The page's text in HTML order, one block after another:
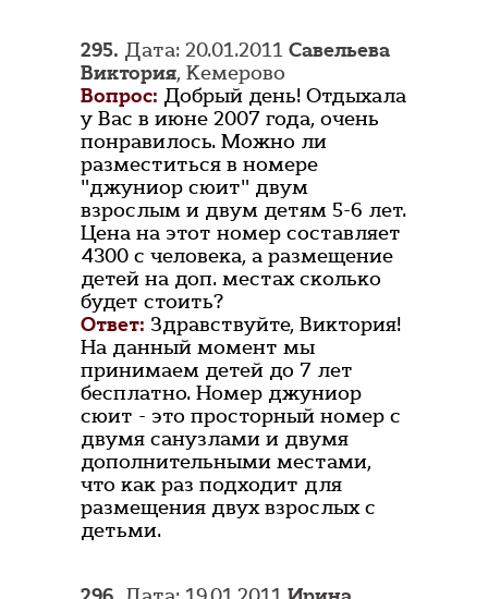
295. Дата: 20.01.2011 Савельева
Виктория, Кемерово
Вопрос: Добрый день! Отдыхала
у Вас в июне 2007 года, очень
понравилось. Можно ли
разместиться в номере
"джуниор сюит" двум
взрослым и двум детям 5-6 лет.
Цена на этот номер составляет
4300 с человека, а размещение
детей на доп. местах сколько
будет стоить?
Ответ: Здравствуйте, Виктория!
На данный момент мы
принимаем детей до 7 лет
бесплатно. Номер джуниор
сюит - это просторный номер с
двумя санузлами и двумя
дополнительными местами,
что как раз подходит для
размещения двух взрослых с
детьми.